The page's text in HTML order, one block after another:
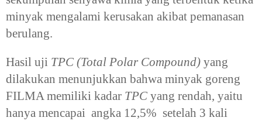
minyak mengalami kerusakan akibat pemanasan
berulang.
Hasil uji TPC (Total Polar Compound) yang
dilakukan menunjukkan bahwa minyak goreng
FILMA memiliki kadar TPC yang rendah, yaitu
hanya mencapai angka 12,5% setelah 3 kali